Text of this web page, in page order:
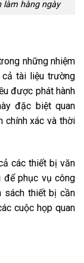
làm hàng ngày
những nhiệm
tài liệu trường
được phát hành
đặc biệt quan
chính xác và thời
các thiết bị văn
để phục vụ công
sách thiết bị cần
cuộc họp quan